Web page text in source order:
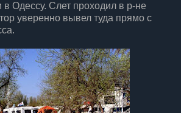
Одессу. Слет проходил в р-не
уверенно вывел туда прямо с